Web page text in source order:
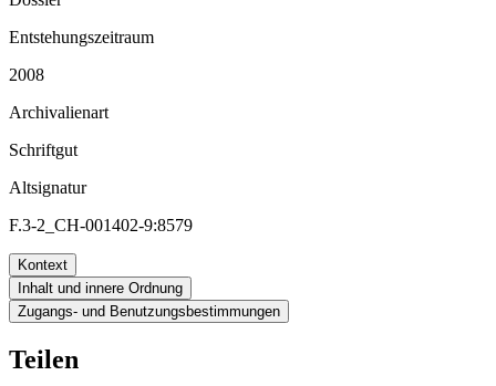
Entstehungszeitraum
2008
Archivalienart
Schriftgut
Altsignatur
F.3-2_CH-001402-9:8579
Kontext
Inhalt und innere Ordnung
Zugangs- und Benutzungsbestimmungen
Teilen